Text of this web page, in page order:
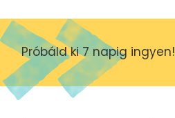
Próbáld ki 7 napig ingyen!